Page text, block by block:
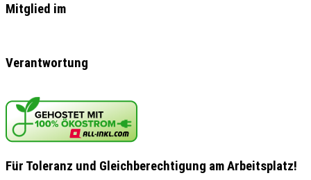
Mitglied im
Verantwortung
Für Toleranz und Gleichberechtigung am Arbeitsplatz!